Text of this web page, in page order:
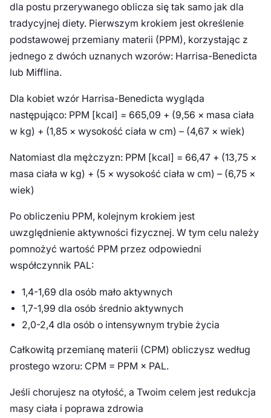
dla postu przerywanego oblicza się tak samo jak dla
tradycyjnej diety. Pierwszym krokiem jest określenie
podstawowej przemiany materii (PPM), korzystając z
jednego z dwóch uznanych wzorów: Harrisa-Benedicta
lub Mifflina.
Dla kobiet wzór Harrisa-Benedicta wygląda
następująco: PPM [kcal] = 665,09 + (9,56 × masa ciała
w kg) + (1,85 × wysokość ciała w cm) – (4,67 × wiek)
Natomiast dla mężczyzn: PPM [kcal] = 66,47 + (13,75 ×
masa ciała w kg) + (5 × wysokość ciała w cm) – (6,75 ×
wiek)
Po obliczeniu PPM, kolejnym krokiem jest
uwzględnienie aktywności fizycznej. W tym celu należy
pomnożyć wartość PPM przez odpowiedni
współczynnik PAL:
1,4-1,69 dla osób mało aktywnych
1,7-1,99 dla osób średnio aktywnych
2,0-2,4 dla osób o intensywnym trybie życia
Całkowitą przemianę materii (CPM) obliczysz według
prostego wzoru: CPM = PPM × PAL.
Jeśli chorujesz na otyłość, a Twoim celem jest redukcja
masy ciała i poprawa zdrowia